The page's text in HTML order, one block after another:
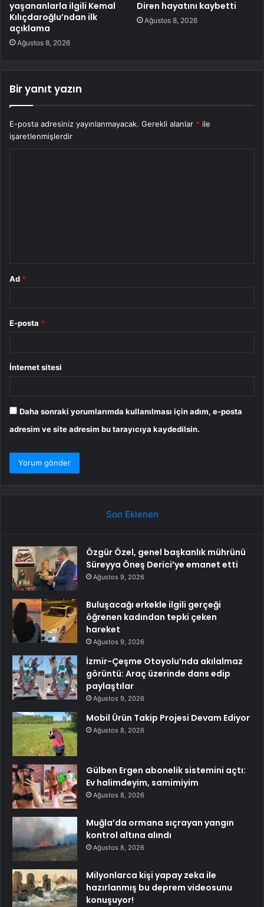
yaşananlarla ilgili Kemal
Kılıçdaroğlu’ndan ilk
açıklama
Ağustos 8, 2026
Diren hayatını kaybetti
Ağustos 8, 2026
Bir yanıt yazın
E-posta adresiniz yayınlanmayacak. Gerekli alanlar * ile
işaretlenmişlerdir
Ad *
E-posta *
İnternet sitesi
Daha sonraki yorumlarımda kullanılması için adım, e-posta
adresim ve site adresim bu tarayıcıya kaydedilsin.
Son Eklenen
Özgür Özel, genel başkanlık mührünü
Süreyya Öneş Derici’ye emanet etti
Ağustos 9, 2026
Buluşacağı erkekle ilgili gerçeği
öğrenen kadından tepki çeken
hareket
Ağustos 9, 2026
İzmir-Çeşme Otoyolu’nda akılalmaz
görüntü: Araç üzerinde dans edip
paylaştılar
Ağustos 9, 2026
Mobil Ürün Takip Projesi Devam Ediyor
Ağustos 8, 2026
Gülben Ergen abonelik sistemini açtı:
Ev halimdeyim, samimiyim
Ağustos 8, 2026
Muğla’da ormana sıçrayan yangın
kontrol altına alındı
Ağustos 8, 2026
Milyonlarca kişi yapay zeka ile
hazırlanmış bu deprem videosunu
konuşuyor!